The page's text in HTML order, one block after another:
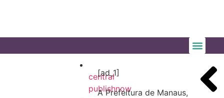
central
publishnow
[ad_1]
A Prefeitura de Manaus,